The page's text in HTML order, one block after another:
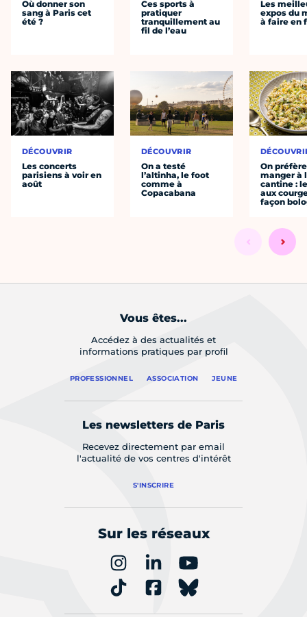
Où donner son
sang à Paris cet
été ?
DÉCOUVRIR
Les concerts
parisiens à voir en
août
Ces sports à
pratiquer
tranquillement au
fil de l’eau
DÉCOUVRIR
On a testé
l’altinha, le foot
comme à
Copacabana
Les
expos du
à faire en
On préfère
manger à
cantine :
aux
façon
Vous êtes...
Accédez à des actualités et
informations pratiques par profil
PROFESSIONNEL ASSOCIATION JEUNE
Les newsletters de Paris
Recevez directement par email
l'actualité de vos centres d'intérêt
S'INSCRIRE
Sur les réseaux